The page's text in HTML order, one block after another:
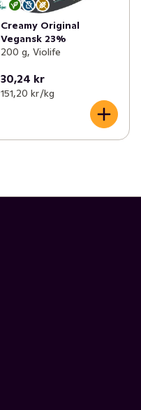
Creamy Original
Vegansk 23%
200 g, Violife
30,24 kr
151,20 kr /kg